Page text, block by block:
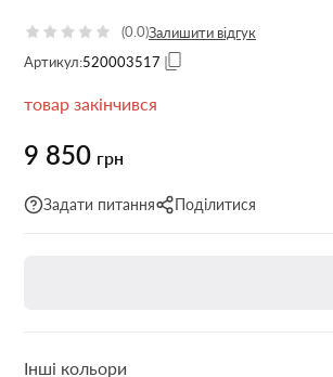
(0.0)Залишити відгук
Артикул:520003517
товар закінчився
9 850 грн
Задати питання Поділитися
Інші кольори